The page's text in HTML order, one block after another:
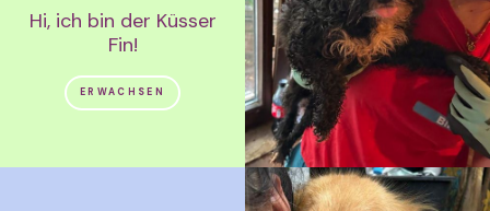
Hi, ich bin der Küsser
Fin!
ERWACHSEN